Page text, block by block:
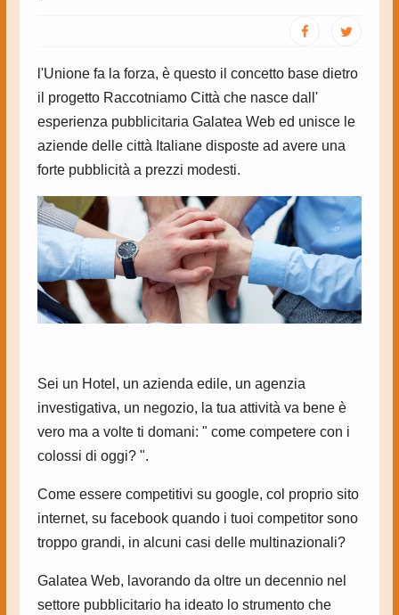
l'Unione fa la forza, è questo il concetto base dietro
il progetto Raccotniamo Città che nasce dall'
esperienza pubblicitaria Galatea Web ed unisce le
aziende delle città Italiane disposte ad avere una
forte pubblicità a prezzi modesti.
Sei un Hotel, un azienda edile, un agenzia
investigativa, un negozio, la tua attività va bene è
vero ma a volte ti domani: " come competere con i
colossi di oggi? ".
Come essere competitivi su google, col proprio sito
internet, su facebook quando i tuoi competitor sono
troppo grandi, in alcuni casi delle multinazionali?
Galatea Web, lavorando da oltre un decennio nel
settore pubblicitario ha ideato lo strumento che